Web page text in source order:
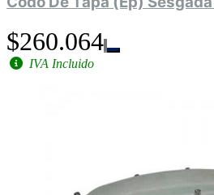
$260.064
IVA Incluido